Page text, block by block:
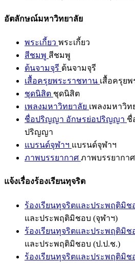
อัตลักษณ์มหาวิทยาลัย
พระเกี้ยว พระเกี้ยว
สีชมพู สีชมพู
ต้นจามจุรี ต้นจามจุรี
เสื้อครุยพระราชทาน เสื้อครุย
ชุดนิสิต ชุดนิสิต
เพลงมหาวิทยาลัย เพลงมหาวิท
ชื่อปริญญา อักษรย่อปริญญา ชื่
ปริญญา
แบรนด์จุฬาฯ แบรนด์จุฬาฯ
ภาพบรรยากาศ ภาพบรรยากาศ
แจ้งเรื่องร้องเรียนทุจริต
ร้องเรียนทุจริตและประพฤติมิช
และประพฤติมิชอบ (จุฬาฯ)
ร้องเรียนทุจริตและประพฤติมิช
และประพฤติมิชอบ (ป.ป.ช.)
ร้องเรียนทุจริตและประพฤติมิช